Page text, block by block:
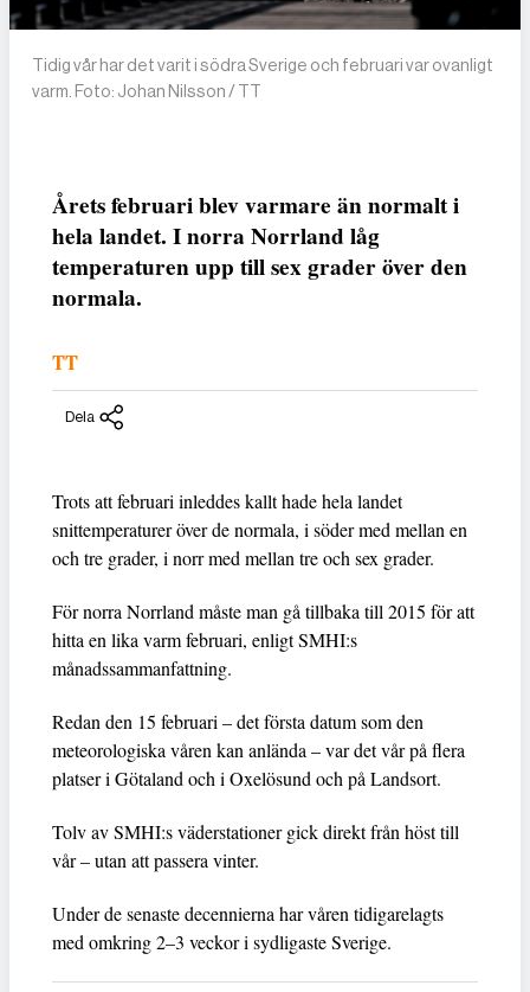
Tidig vår har det varit i södra Sverige och februari var ovanligt
varm. Foto: Johan Nilsson / TT
Årets februari blev varmare än normalt i
hela landet. I norra Norrland låg
temperaturen upp till sex grader över den
normala.
TT
Dela
Trots att februari inleddes kallt hade hela landet
snittemperaturer över de normala, i söder med mellan en
och tre grader, i norr med mellan tre och sex grader.
För norra Norrland måste man gå tillbaka till 2015 för att
hitta en lika varm februari, enligt SMHI:s
månadssammanfattning.
Redan den 15 februari – det första datum som den
meteorologiska våren kan anlända – var det vår på flera
platser i Götaland och i Oxelösund och på Landsort.
Tolv av SMHI:s väderstationer gick direkt från höst till
vår – utan att passera vinter.
Under de senaste decennierna har våren tidigarelagts
med omkring 2–3 veckor i sydligaste Sverige.